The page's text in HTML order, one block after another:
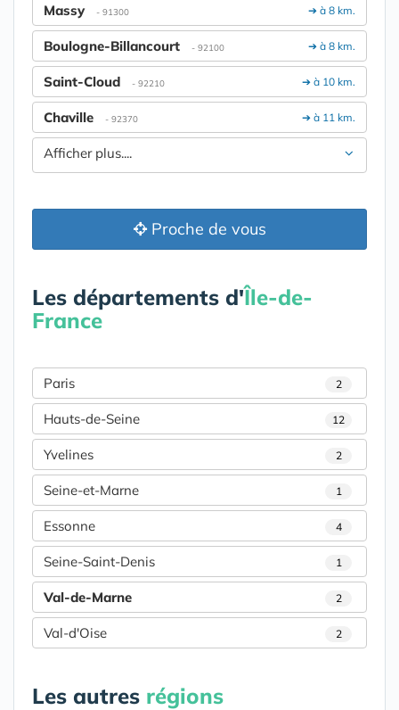
➔ à 8 km.
Massy - 91300
➔ à 8 km.
Boulogne-Billancourt - 92100
➔ à 10 km.
Saint-Cloud - 92210
➔ à 11 km.
Chaville - 92370
Afficher plus....
Proche de vous
Les départements d'Île-de-
France
Paris 2
Hauts-de-Seine 12
Yvelines 2
Seine-et-Marne 1
Essonne 4
Seine-Saint-Denis 1
Val-de-Marne 2
Val-d'Oise 2
Les autres régions